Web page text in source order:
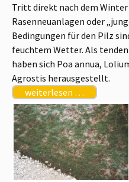
Tritt direkt nach dem
Rasenneuanlagen oder
Bedingungen für den Pilz
feuchtem Wetter. Als
haben sich Poa annua,
Agrostis herausgestellt.
weiterlesen …